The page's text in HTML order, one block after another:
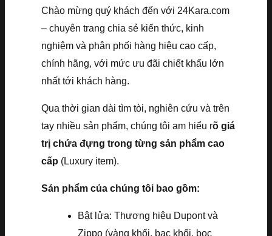
Chào mừng quý khách đến với 24Kara.com
– chuyên trang chia sẻ kiến thức, kinh
nghiệm và phân phối hàng hiệu cao cấp,
chính hãng, với mức ưu đãi chiết khấu lớn
nhất tới khách hàng.
Qua thời gian dài tìm tòi, nghiên cứu và trên
tay nhiều sản phẩm, chúng tôi am hiểu rõ giá
trị chứa đựng trong từng sản phẩm cao
cấp (Luxury item).
Sản phẩm của chúng tôi bao gồm:
Bật lửa: Thương hiệu Dupont và
Zippo (vàng khối, bạc khối, bọc